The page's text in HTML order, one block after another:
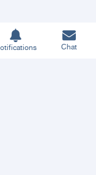
Chat